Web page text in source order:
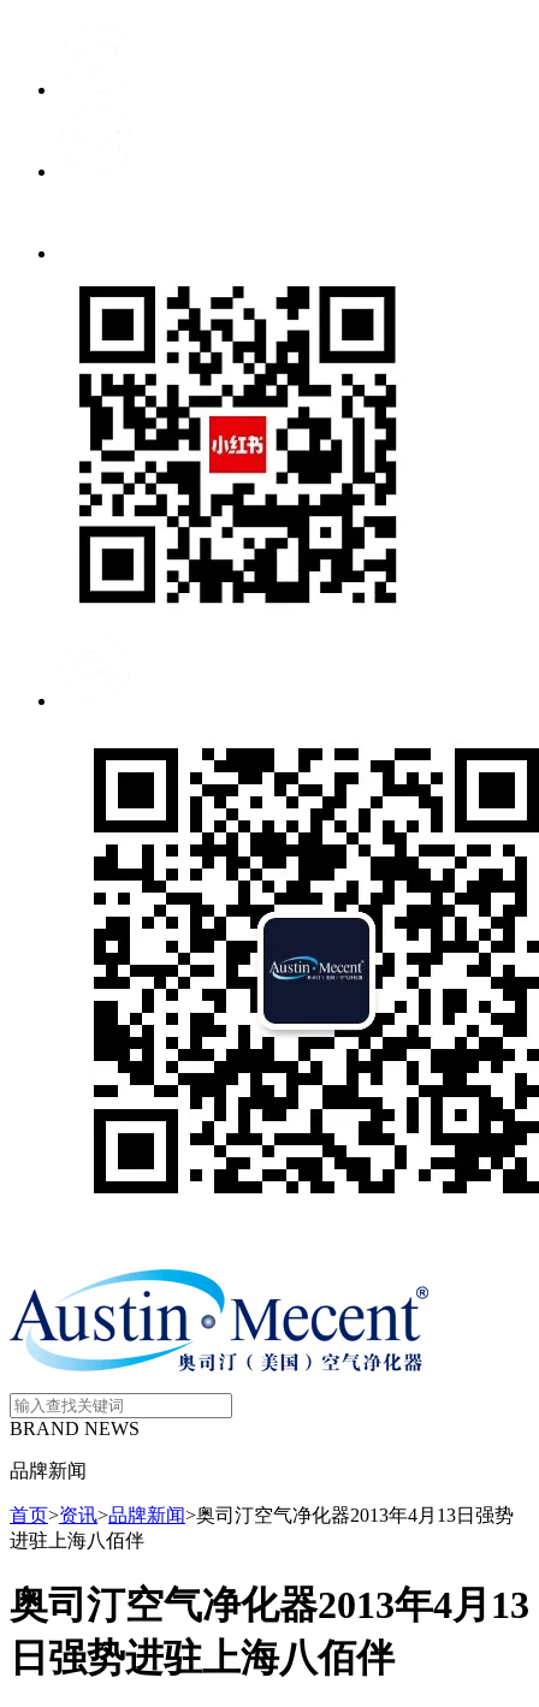
BRAND NEWS
品牌新闻
首页>资讯>品牌新闻>奥司汀空气净化器2013年4月13日强势
进驻上海八佰伴
奥司汀空气净化器2013年4月13
日强势进驻上海八佰伴